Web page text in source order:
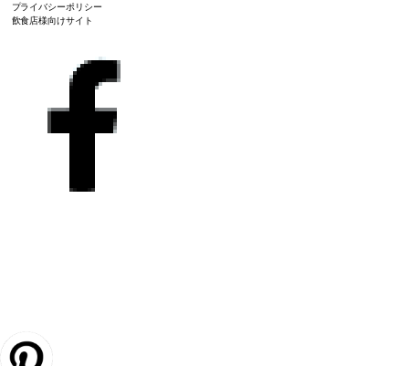
プライバシーポリシー
飲食店様向けサイト